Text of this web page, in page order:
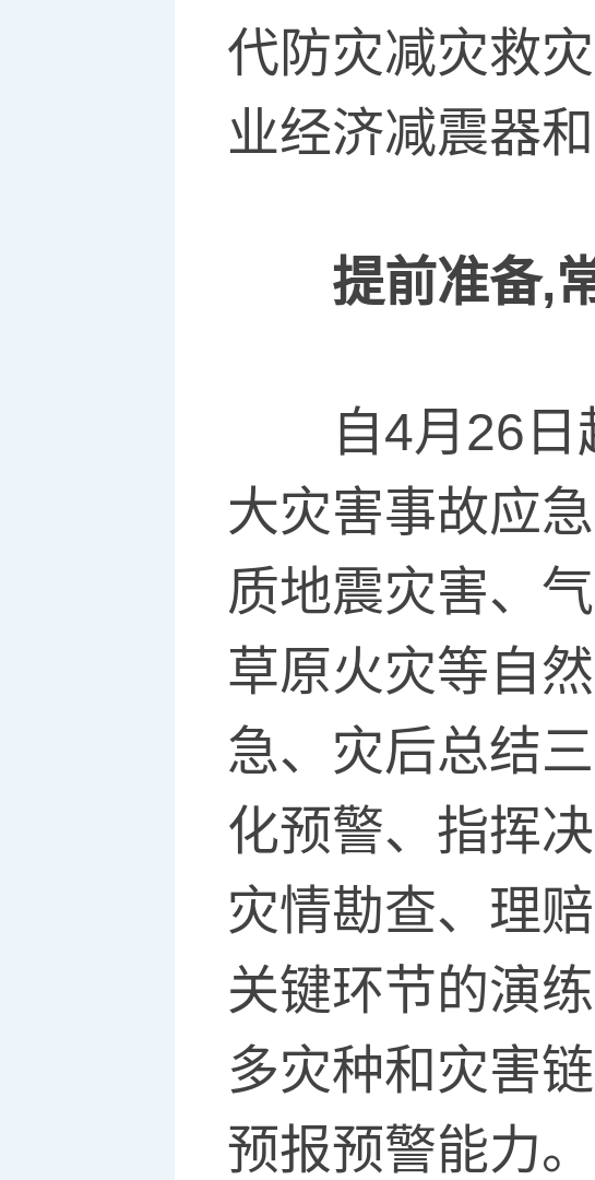
代防灾减灾救
业经济减震器
提前准备,
自4月26
大灾害事故应
质地震灾害、
草原火灾等自
急、灾后总结
化预警、指挥
灾情勘查、理
关键环节的演
多灾种和灾害
预报预警能力。